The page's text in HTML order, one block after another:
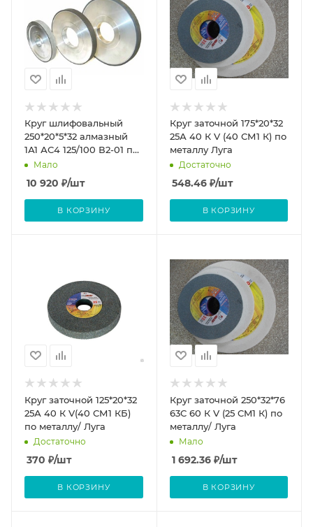
Круг шлифовальный
250*20*5*32 алмазный
1А1 АС4 125/100 В2-01 по
металлу/керамике
прямой/ Белгород
Мало
10 920 ₽/шт
В КОРЗИНУ
Круг заточной 175*20*32
25А 40 К V (40 СМ1 К) по
металлу Луга
Достаточно
548.46₽/шт
В КОРЗИНУ
Круг заточной 125*20*32
25А 40 К V(40 СМ1 КБ)
по металлу/ Луга
Достаточно
370 ₽/шт
В КОРЗИНУ
Круг заточной 250*32*76
63С 60 К V (25 CM1 К) по
металлу/ Луга
Мало
1 692.36₽/шт
В КОРЗИНУ